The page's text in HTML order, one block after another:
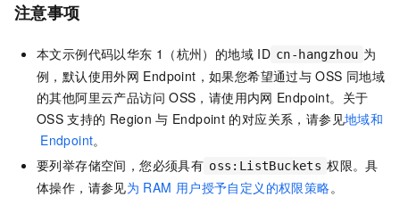
注意事项
本文示例代码以华东 1（杭州）的地域 ID cn-hangzhou 为
例，默认使用外网 Endpoint，如果您希望通过与 OSS 同地域
的其他阿里云产品访问 OSS，请使用内网 Endpoint。关于
OSS 支持的 Region 与 Endpoint 的对应关系，请参见地域和
Endpoint。
要列举存储空间，您必须具有 oss:ListBuckets 权限。具
体操作，请参见为 RAM 用户授予自定义的权限策略。